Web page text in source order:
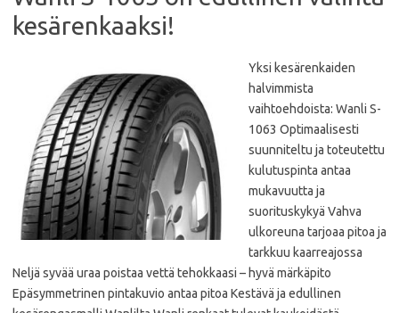
kesärenkaaksi!
Yksi kesärenkaiden
halvimmista
vaihtoehdoista: Wanli S-
1063 Optimaalisesti
suunniteltu ja toteutettu
kulutuspinta antaa
mukavuutta ja
suorituskykyä Vahva
ulkoreuna tarjoaa pitoa ja
tarkkuu kaarreajossa
Neljä syvää uraa poistaa vettä tehokkaasi – hyvä märkäpito
Epäsymmetrinen pintakuvio antaa pitoa Kestävä ja edullinen